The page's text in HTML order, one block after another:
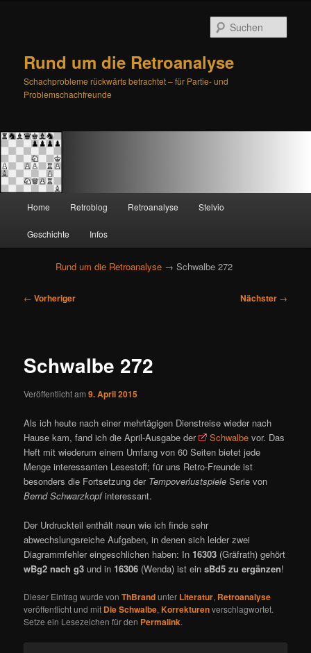
Rund um die Retroanalyse
Schachprobleme rückwärts betrachtet – für Partie- und
Problemschachfreunde
Zum
primären
Inhalt
springen
Zum
sekundären
Inhalt
springen
Home Retroblog Retroanalyse Stelvio
Geschichte Infos
Rund um die Retroanalyse → Schwalbe 272
B
a
s
a
v
i
g
a
t
o
n
← Vorheriger Nächster →
Schwalbe 272
Veröffentlicht am9. April 2015
Als ich heute nach einer mehrtägigen Dienstreise wieder nach
Hause kam, fand ich die April-Ausgabe der
Schwalbe vor. Das
Heft mit wiederum einem Umfang von 60 Seiten bietet jede
Menge interessanten Lesestoff; für uns Retro-Freunde ist
besonders die Fortsetzung der Tempoverlustspiele Serie von
Bernd Schwarzkopfinteressant.
Der Urdruckteil enthält neun wie ich finde sehr
abwechslungsreiche Aufgaben, in denen sich leider zwei
Diagrammfehler eingeschlichen haben: In 16303 (Gräfrath) gehört
wBg2 nach g3 und in 16306 (Wenda) ist einsBd5 zu ergänzen!
Dieser Eintrag wurde vonThBrandunter Literatur, Retroanalyse
veröffentlicht und mit Die Schwalbe,Korrekturenverschlagwortet.
Setze ein Lesezeichen für den Permalink.